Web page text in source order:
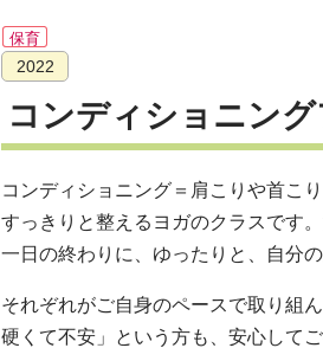
保育
2022
コンディショニン
コンディショニング＝肩こりや首こ
すっきりと整えるヨガのクラスです
一日の終わりに、ゆったりと、自分
それぞれがご自身のペースで取り組
硬くて不安」という方も、安心してご